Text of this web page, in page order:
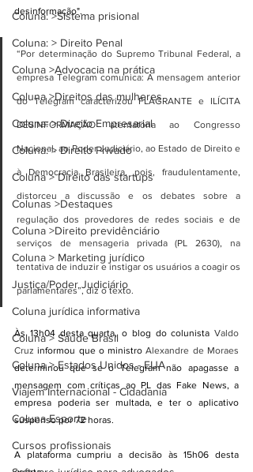
Coluna: >Sistema prisional
Coluna: > Direito Penal
Coluna >Advocacia na prática
Coluna >Direitos das mulheres
Coluna: > Direito Empresarial
Coluna: > Direito Privado
Coluna > Direito das startups
Colunas >Destaques
Coluna >Direito previdênciário
Coluna > Marketing jurídico
Justiça/Poder Judiciário
Coluna jurídica informativa
Coluna > Saúde Brasil
Coluna > Estados Unidos - EUA
Viajem Internacional - Cidadania
Coluna Esporte
Cursos profissionais
desinformação".
“Por determinação do Supremo Tribunal Federal, a
empresa Telegram comunica: A mensagem anterior
do Telegram caracterizou FLAGRANTE e ILÍCITA
DESINFORMAÇÃO atentatória ao Congresso
Nacional, ao Poder Judiciário, ao Estado de Direito e
à Democracia Brasileira, pois, fraudulentamente,
distorceu a discussão e os debates sobre a
regulação dos provedores de redes sociais e de
serviços de mensageria privada (PL 2630), na
tentativa de induzir e instigar os usuários a coagir os
parlamentares”, diz o texto.
Às 13h04 desta quarta, o blog do colunista Valdo
Cruz informou que o ministro Alexandre de Moraes
determinou que se o Telegram não apagasse a
mensagem com críticas ao PL das Fake News, a
empresa poderia ser multada, e ter o aplicativo
suspenso por 72 horas.
A plataforma cumpriu a decisão às 15h06 desta